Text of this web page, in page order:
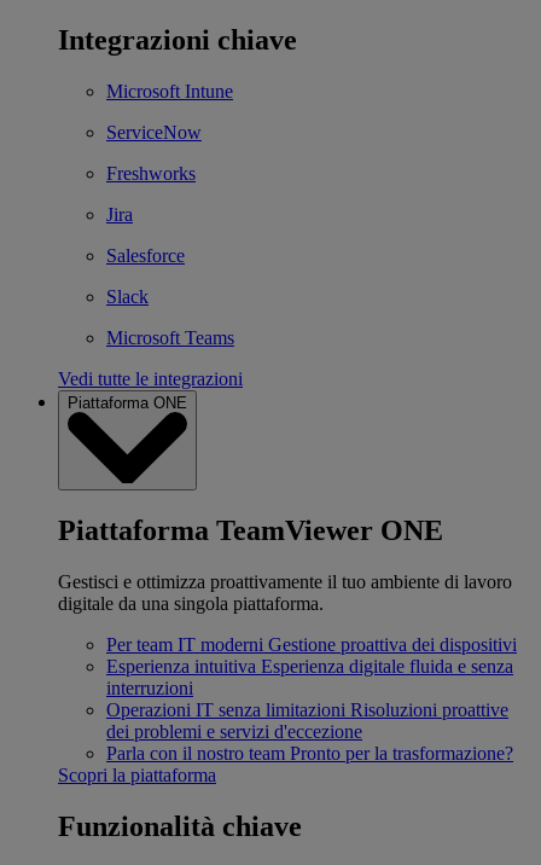
Integrazioni chiave
Microsoft Intune
ServiceNow
Freshworks
Jira
Salesforce
Slack
Microsoft Teams
Vedi tutte le integrazioni
Piattaforma ONE
Piattaforma TeamViewer ONE
Gestisci e ottimizza proattivamente il tuo ambiente di lavoro
digitale da una singola piattaforma.
Per team IT moderni Gestione proattiva dei dispositivi
Esperienza intuitiva Esperienza digitale fluida e senza
interruzioni
Operazioni IT senza limitazioni Risoluzioni proattive
dei problemi e servizi d'eccezione
Parla con il nostro team Pronto per la trasformazione?
Scopri la piattaforma
Funzionalità chiave